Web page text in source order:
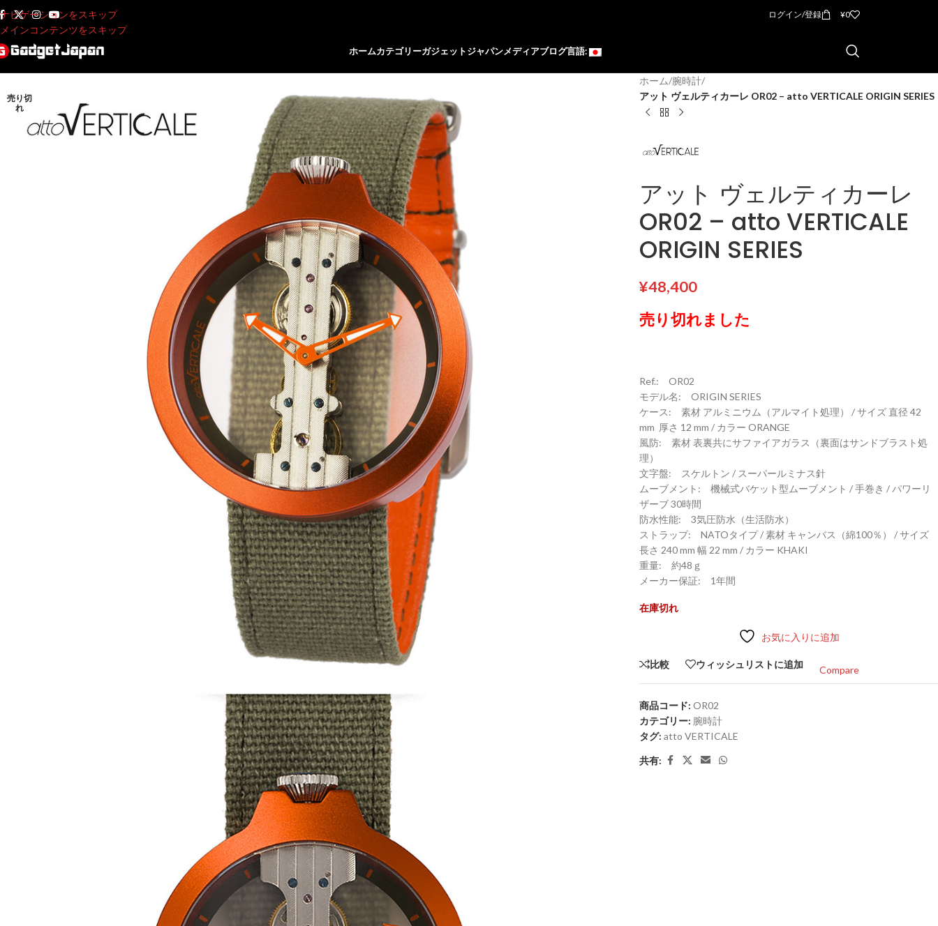
ナビゲーションをスキップ
メインコンテンツをスキップ
ログイン/登録 ¥0
ホームカテゴリーガジェットジャパンメディアブログ言語:
売り切
れ
ホーム/腕時計/
アット ヴェルティカーレ OR02 – atto VERTICALE ORIGIN SERIES
アット ヴェルティカーレ
OR02 – atto VERTICALE
ORIGIN SERIES
¥48,400
売り切れました
Ref.: OR02
モデル名: ORIGIN SERIES
ケース: 素材 アルミニウム（アルマイト処理） / サイズ 直径 42
mm 厚さ 12 mm / カラー ORANGE
風防: 素材 表裏共にサファイアガラス（裏面はサンドブラスト処
理）
文字盤: スケルトン / スーパールミナス針
ムーブメント: 機械式バケット型ムーブメント / 手巻き / パワーリ
ザーブ 30時間
防水性能: 3気圧防水（生活防水）
ストラップ: NATOタイプ / 素材 キャンバス（綿100％） / サイズ
長さ 240 mm 幅 22 mm / カラー KHAKI
重量: 約48ｇ
メーカー保証: 1年間
在庫切れ
お気に入りに追加
比較 ウィッシュリストに追加
Compare
商品コード: OR02
カテゴリー: 腕時計
タグ: atto VERTICALE
共有: